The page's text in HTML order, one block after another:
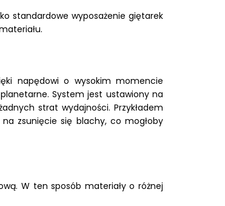
standardowe wyposażenie giętarek
napędowi o wysokim momencie
System jest ustawiony na
strat wydajności. Przykładem
zsunięcie się blachy, co mogłoby
W ten sposób materiały o różnej